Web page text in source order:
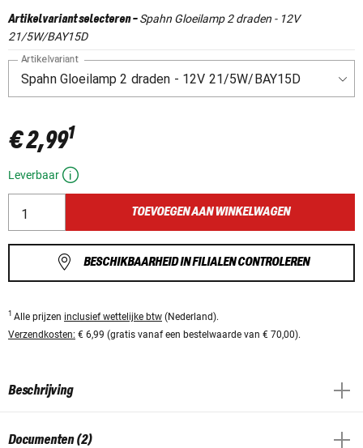
Artikelvariant selecteren-Spahn Gloeilamp 2 draden - 12V
21/5W/BAY15D
Artikelvariant
€ 2,991
Leverbaar
TOEVOEGEN AAN WINKELWAGEN
BESCHIKBAARHEID IN FILIALEN CONTROLEREN
1 Alle prijzen inclusief wettelijke btw (Nederland).
Verzendkosten: € 6,99 (gratis vanaf een bestelwaarde van € 70,00).
Beschrijving
Documenten (2)